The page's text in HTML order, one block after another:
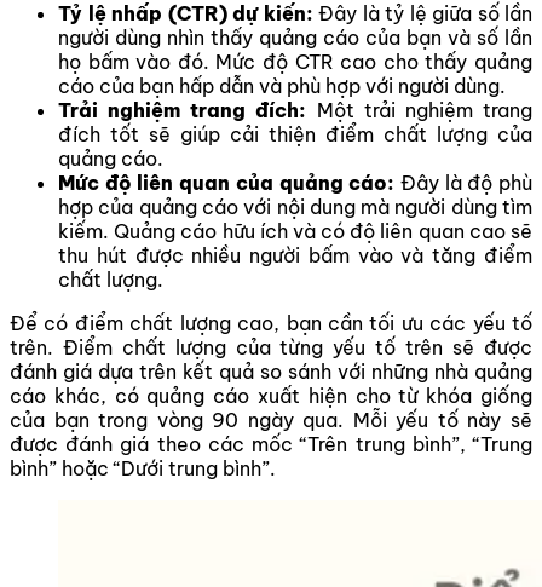
Tỷ lệ nhấp (CTR) dự kiến: Đây là tỷ lệ giữa số lần
người dùng nhìn thấy quảng cáo của bạn và số lần
họ bấm vào đó. Mức độ CTR cao cho thấy quảng
cáo của bạn hấp dẫn và phù hợp với người dùng.
Trải nghiệm trang đích: Một trải nghiệm trang
đích tốt sẽ giúp cải thiện điểm chất lượng của
quảng cáo.
Mức độ liên quan của quảng cáo: Đây là độ phù
hợp của quảng cáo với nội dung mà người dùng tìm
kiếm. Quảng cáo hữu ích và có độ liên quan cao sẽ
thu hút được nhiều người bấm vào và tăng điểm
chất lượng.
Để có điểm chất lượng cao, bạn cần tối ưu các yếu tố
trên. Điểm chất lượng của từng yếu tố trên sẽ được
đánh giá dựa trên kết quả so sánh với những nhà quảng
cáo khác, có quảng cáo xuất hiện cho từ khóa giống
của bạn trong vòng 90 ngày qua. Mỗi yếu tố này sẽ
được đánh giá theo các mốc “Trên trung bình”, “Trung
bình” hoặc “Dưới trung bình”.